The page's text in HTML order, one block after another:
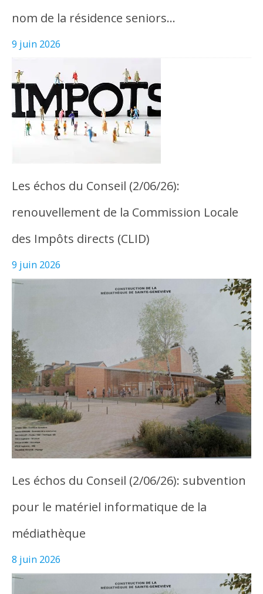
nom de la résidence seniors…
9 juin 2026
Les échos du Conseil (2/06/26):
renouvellement de la Commission Locale
des Impôts directs (CLID)
9 juin 2026
Les échos du Conseil (2/06/26): subvention
pour le matériel informatique de la
médiathèque
8 juin 2026